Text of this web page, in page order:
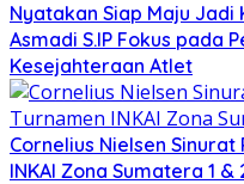
Nyatakan Siap Maju Jadi
Asmadi S.IP Fokus pada
Kesejahteraan Atlet
Cornelius Nielsen Sinurat
INKAI Zona Sumatera 1 &